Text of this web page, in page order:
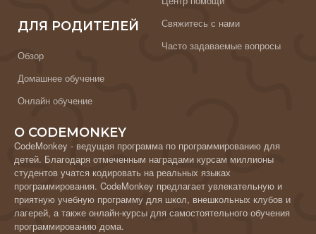
ДЛЯ РОДИТЕЛЕЙ
Обзор
Домашнее обучение
Онлайн обучение
Свяжитесь с нами
Часто задаваемые вопросы
О CODEMONKEY
CodeMonkey - ведущая программа по программированию для
детей. Благодаря отмеченным наградами курсам миллионы
студентов учатся кодировать на реальных языках
программирования. CodeMonkey предлагает увлекательную и
приятную учебную программу для школ, внешкольных клубов и
лагерей, а также онлайн-курсы для самостоятельного обучения
программированию дома.